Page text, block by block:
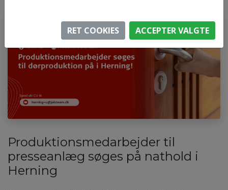
Produktionsmedarbejder til
presseanlæg søges på nathold i
Herning
RET COOKIES ACCEPTER VALGTE